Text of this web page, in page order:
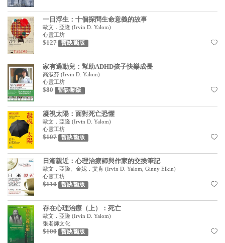
一日浮生：十個探問生命意義的故事
歐文．亞隆 (Irvin D. Yalom)
心靈工坊
$127 暫缺/斷版
家有過動兒：幫助ADHD孩子快樂成長
高淑芬 (Irvin D. Yalom)
心靈工坊
$80 暫缺/斷版
凝視太陽：面對死亡恐懼
歐文．亞隆 (Irvin D. Yalom)
心靈工坊
$107 暫缺/斷版
日漸親近：心理治療師與作家的交換筆記
歐文．亞隆、金妮．艾肯 (Irvin D. Yalom, Ginny Elkin)
心靈工坊
$110 暫缺/斷版
存在心理治療（上）：死亡
歐文．亞隆 (Irvin D. Yalom)
張老師文化
$100 暫缺/斷版